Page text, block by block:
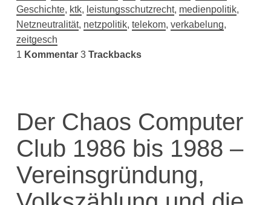
Geschichte, ktk, leistungsschutzrecht, medienpolitik,
Netzneutralität, netzpolitik, telekom, verkabelung,
zeitgesch
1 Kommentar 3Trackbacks
Der Chaos Computer
Club 1986 bis 1988 –
Vereinsgründung,